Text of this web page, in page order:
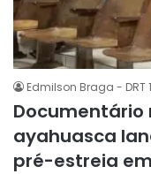
Edmilson Braga - DRT
Documentário
ayahuasca
pré-estreia